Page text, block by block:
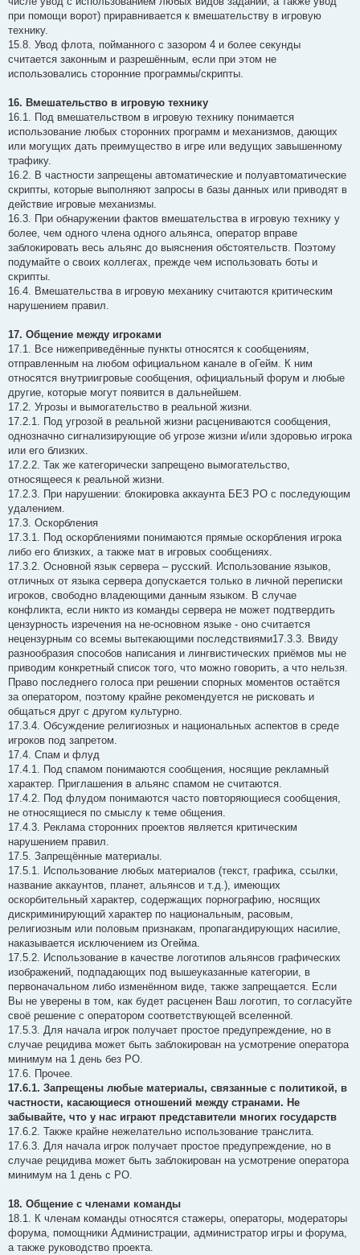
при помощи ворот) приравнивается к вмешательству в игровую
технику.
15.8. Увод флота, пойманного с зазором 4 и более секунды
считается законным и разрешённым, если при этом не
использовались сторонние программы/скрипты.
16. Вмешательство в игровую технику
16.1. Под вмешательством в игровую технику понимается
использование любых сторонних программ и механизмов, дающих
или могущих дать преимущество в игре или ведущих завышенному
трафику.
16.2. В частности запрещены автоматические и полуавтоматические
скрипты, которые выполняют запросы в базы данных или приводят в
действие игровые механизмы.
16.3. При обнаружении фактов вмешательства в игровую технику у
более, чем одного члена одного альянса, оператор вправе
заблокировать весь альянс до выяснения обстоятельств. Поэтому
подумайте о своих коллегах, прежде чем использовать боты и
скрипты.
16.4. Вмешательства в игровую механику считаются критическим
нарушением правил.
17. Общение между игроками
17.1. Все нижеприведённые пункты относятся к сообщениям,
отправленным на любом официальном канале в оГейм. К ним
относятся внутриигровые сообщения, официальный форум и любые
другие, которые могут появится в дальнейшем.
17.2. Угрозы и вымогательство в реальной жизни.
17.2.1. Под угрозой в реальной жизни расцениваются сообщения,
однозначно сигнализирующие об угрозе жизни и/или здоровью игрока
или его близких.
17.2.2. Так же категорически запрещено вымогательство,
относящееся к реальной жизни.
17.2.3. При нарушении: блокировка аккаунта БЕЗ РО с последующим
удалением.
17.3. Оскорбления
17.3.1. Под оскорблениями понимаются прямые оскорбления игрока
либо его близких, а также мат в игровых сообщениях.
17.3.2. Основной язык сервера – русский. Использование языков,
отличных от языка сервера допускается только в личной переписки
игроков, свободно владеющими данным языком. В случае
конфликта, если никто из команды сервера не может подтвердить
цензурность изречения на не-основном языке - оно считается
нецензурным со всемы вытекающими последствиями17.3.3. Ввиду
разнообразия способов написания и лингвистических приёмов мы не
приводим конкретный список того, что можно говорить, а что нельзя.
Право последнего голоса при решении спорных моментов остаётся
за оператором, поэтому крайне рекомендуется не рисковать и
общаться друг с другом культурно.
17.3.4. Обсуждение религиозных и национальных аспектов в среде
игроков под запретом.
17.4. Спам и флуд
17.4.1. Под спамом понимаются сообщения, носящие рекламный
характер. Приглашения в альянс спамом не считаются.
17.4.2. Под флудом понимаются часто повторяющиеся сообщения,
не относящиеся по смыслу к теме общения.
17.4.3. Реклама сторонних проектов является критическим
нарушением правил.
17.5. Запрещённые материалы.
17.5.1. Использование любых материалов (текст, графика, ссылки,
название аккаунтов, планет, альянсов и т.д.), имеющих
оскорбительный характер, содержащих порнографию, носящих
дискриминирующий характер по национальным, расовым,
религиозным или половым признакам, пропагандирующих насилие,
наказывается исключением из Огейма.
17.5.2. Использование в качестве логотипов альянсов графических
изображений, подпадающих под вышеуказанные категории, в
первоначальном либо изменённом виде, также запрещается. Если
Вы не уверены в том, как будет расценен Ваш логотип, то согласуйте
своё решение с оператором соответствующей вселенной.
17.5.3. Для начала игрок получает простое предупреждение, но в
случае рецидива может быть заблокирован на усмотрение оператора
минимум на 1 день без РО.
17.6. Прочее.
17.6.1. Запрещены любые материалы, связанные с политикой, в
частности, касающиеся отношений между странами. Не
забывайте, что у нас играют представители многих государств
17.6.2. Также крайне нежелательно использование транслита.
17.6.3. Для начала игрок получает простое предупреждение, но в
случае рецидива может быть заблокирован на усмотрение оператора
минимум на 1 день с РО.
18. Общение с членами команды
18.1. К членам команды относятся стажеры, операторы, модераторы
форума, помощники Администрации, администратор игры и форума,
а также руководство проекта.